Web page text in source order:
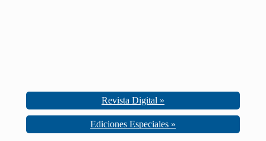
Revista Digital »
Ediciones Especiales »